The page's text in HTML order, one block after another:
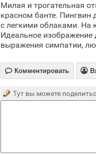
Милая и трогательная
красном банте. Пингвин
с легкими облаками. На
Идеальное изображение
выражения симпатии,
 Комментировать 
Тут вы можете